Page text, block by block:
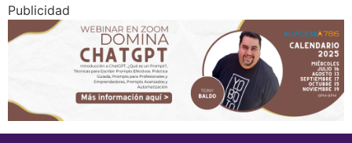
Publicidad